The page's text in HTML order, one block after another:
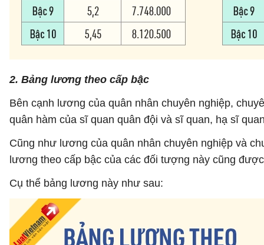
2. Bảng lương theo cấp bậc
Bên cạnh lương của quân nhân chuyên nghiệp,
quân hàm của sĩ quan quân đội và sĩ quan, hạ sĩ
Cũng như lương của quân nhân chuyên nghiệp và
lương theo cấp bậc của các đối tượng này cũng
Cụ thể bảng lương này như sau: